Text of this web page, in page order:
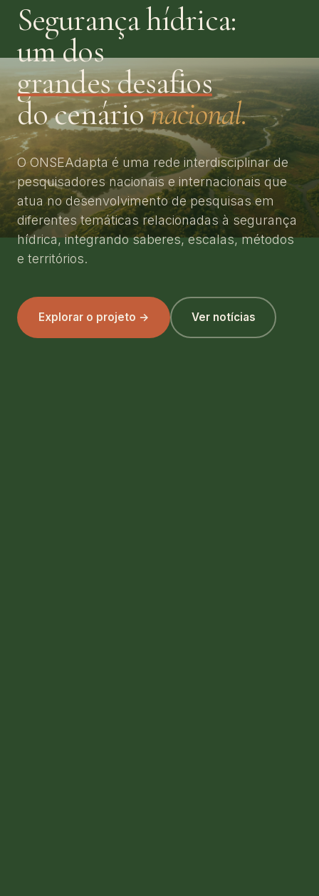
Segurança hídrica:
um dos
grandes desafios
do cenárionacional.
O ONSEAdapta é uma rede interdisciplinar de
pesquisadores nacionais e internacionais que
atua no desenvolvimento de pesquisas em
diferentes temáticas relacionadas à segurança
hídrica, integrando saberes, escalas, métodos
e territórios.
Explorar o projeto → Ver notícias